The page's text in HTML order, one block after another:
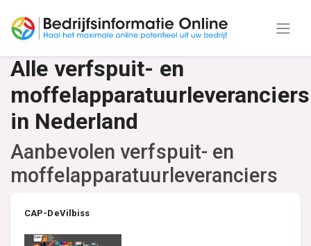
Alle verfspuit- en
moffelapparatuurleveranciers
in Nederland
Aanbevolen verfspuit- en
moffelapparatuurleveranciers
CAP-DeVilbiss